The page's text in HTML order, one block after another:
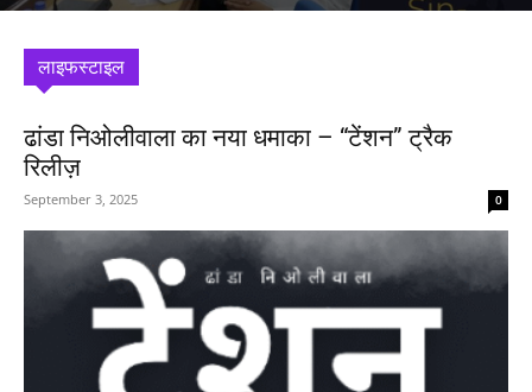
लाइफस्टाइल
ढांडा निओलीवाला का नया धमाका – “टेंशन” ट्रैक
रिलीज़
September 3, 2025 0